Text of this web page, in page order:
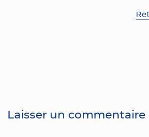
Laisser un commentaire